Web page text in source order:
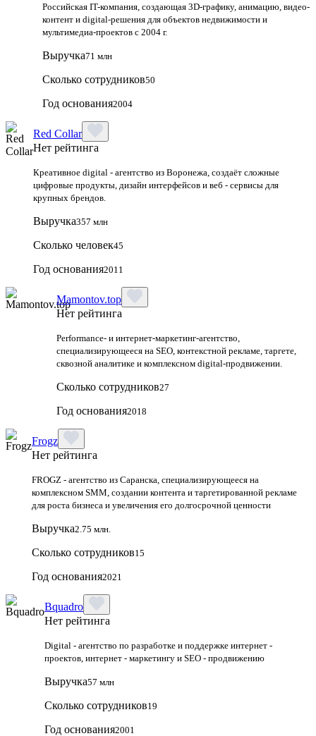
Российская IT-компания, создающая 3D-графику, анимацию, видео-
контент и digital-решения для объектов недвижимости и
мультимедиа-проектов с 2004 г.
Выручка71 млн
Сколько сотрудников50
Год основания2004
Red Collar
Нет рейтинга
Креативное digital - агентство из Воронежа, создаёт сложные
цифровые продукты, дизайн интерфейсов и веб - сервисы для
крупных брендов.
Выручка357 млн
Сколько человек45
Год основания2011
Mamontov.top
Нет рейтинга
Performance‑ и интернет‑маркетинг‑агентство,
специализирующееся на SEO, контекстной рекламе, таргете,
сквозной аналитике и комплексном digital‑продвижении.
Сколько сотрудников27
Год основания2018
Frogz
Нет рейтинга
FROGZ - агентство из Саранска, специализирующееся на
комплексном SMM, создании контента и таргетированной рекламе
для роста бизнеса и увеличения его долгосрочной ценности
Выручка2.75 млн.
Сколько сотрудников15
Год основания2021
Bquadro
Нет рейтинга
Digital - агентство по разработке и поддержке интернет -
проектов, интернет - маркетингу и SEO - продвижению
Выручка57 млн
Сколько сотрудников19
Год основания2001